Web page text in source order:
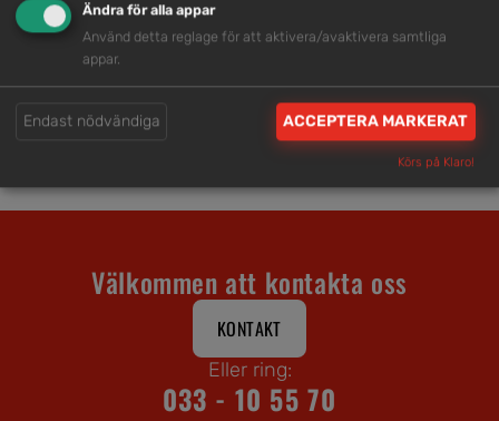
Brett och samlat utbud
Vi har en välsorterad maskinpark med hög
tillgänglighet.
Välkommen att kontakta oss
KONTAKT
Eller ring:
033 - 10 55 70
Ändra för alla appar
Använd detta reglage för att aktivera/avaktivera samtliga
appar.
Endast nödvändiga ACCEPTERA MARKERAT
Körs på Klaro!